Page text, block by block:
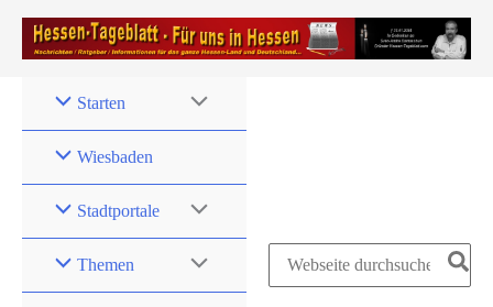
Zum
Inhalt
Starten
Wiesbaden
Stadtportale
Themen Search